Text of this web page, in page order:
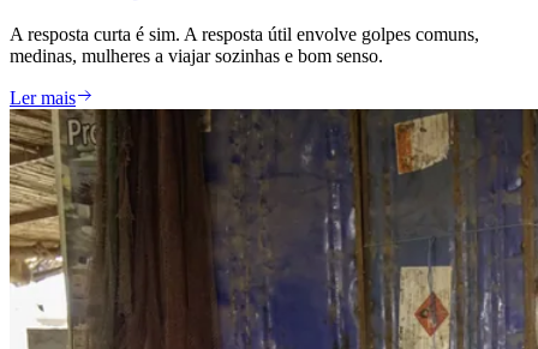
A resposta curta é sim. A resposta útil envolve golpes comuns,
medinas, mulheres a viajar sozinhas e bom senso.
Ler mais